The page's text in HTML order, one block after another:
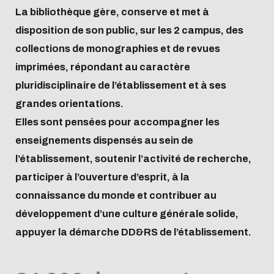
Inscription et
conditions
d'emprunt
Offre de
services
Présentation
accès
Inscription et
conditions
d'emprunt
Offre de
Présentation
Agenda Newsletter
Sélection des
bibliothécaires
L'Intelligence
artificielle
Transition
écologique
Contre le racisme
et l'antisémitisme
Égalité - diversité
Produits
documentaires
Biblio-Transitions
Biblio-Transitions
n°2 : Qualié de vie
et des conditions
de travail
Biblio-Transitions
n°3 : Face au
changement
Baromètre
science
ouverte
Organigramme
et feuilles de
route
Guide science
ouverte
Centrale Lyon
Gérer ses
données de
Bibliométrie
La bibliothèque gère, conserve et met à
disposition de son public, sur les 2 campus, des
collections de monographies et de revues
imprimées, répondant au caractère
pluridisciplinaire de l’établissement et à ses
grandes orientations.
Elles sont pensées pour accompagner les
enseignements dispensés au sein de
l’établissement, soutenir l’activité de recherche,
participer à l’ouverture d’esprit, à la
connaissance du monde et contribuer au
développement d’une culture générale solide,
appuyer la démarche DD&RS de l’établissement.